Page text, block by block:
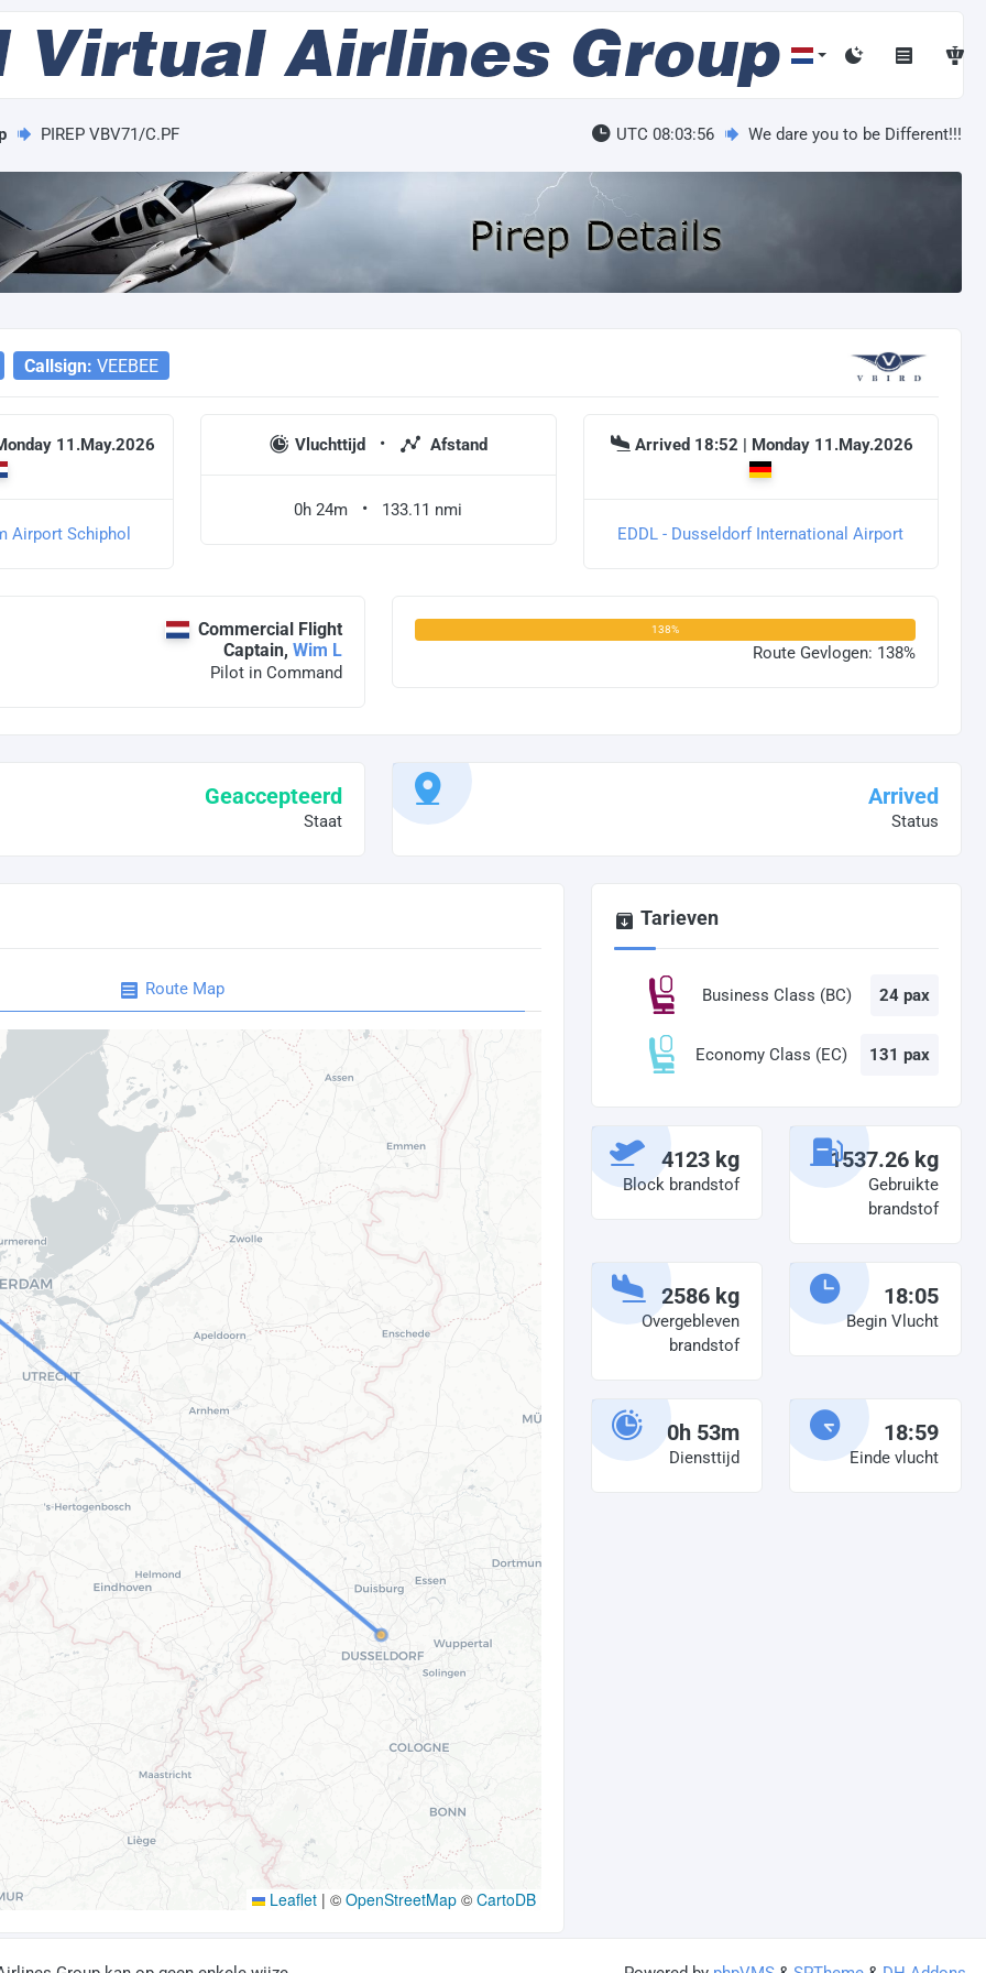
PIREP VBV71/C.PF UTC 08:03:56 We dare you to be Different!!!
Callsign: VEEBEE
11.May.2026
Airport Schiphol
Vluchttijd Afstand
0h 24m 133.11 nmi
Arrived 18:52 | Monday 11.May.2026
EDDL - Dusseldorf International Airport
Commercial Flight
Captain, Wim L
Pilot in Command
138%
Route Gevlogen: 138%
Geaccepteerd
Staat
Arrived
Status
Route Map
Leaflet | © OpenStreetMap© CartoDB
Tarieven
Business Class (BC) 24 pax
Economy Class (EC) 131 pax
4123 kg
Block brandstof
1537.26 kg
Gebruikte
brandstof
2586 kg
Overgebleven
brandstof
18:05
Begin Vlucht
0h 53m
Diensttijd
18:59
Einde vlucht